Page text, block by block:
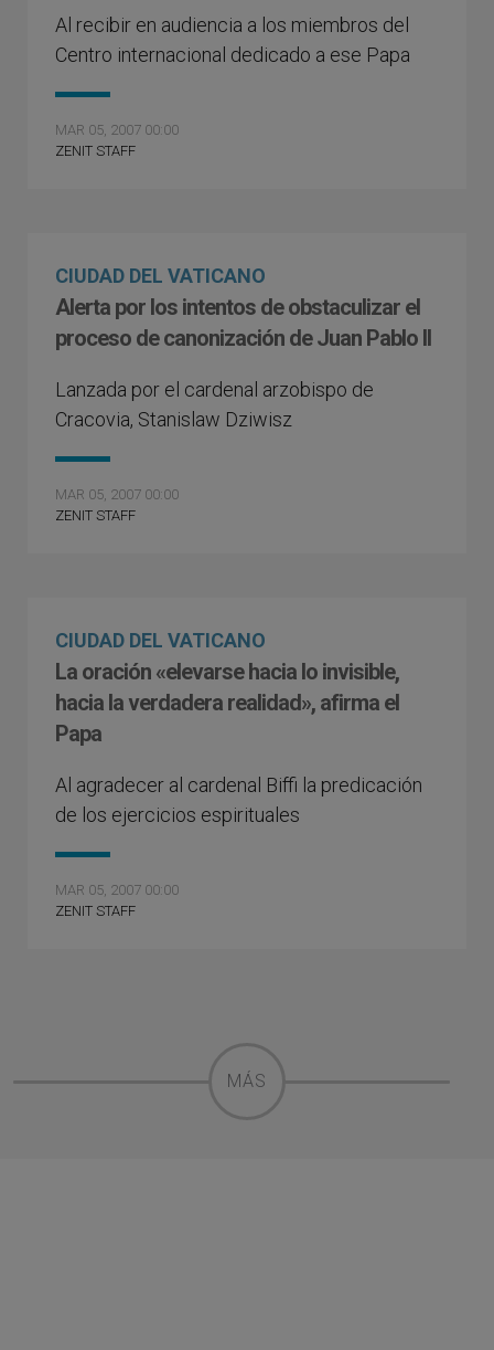
Al recibir en audiencia a los miembros del
Centro internacional dedicado a ese Papa
MAR 05, 2007 00:00
ZENIT STAFF
CIUDAD DEL VATICANO
Alerta por los intentos de obstaculizar el
proceso de canonización de Juan Pablo II
Lanzada por el cardenal arzobispo de
Cracovia, Stanislaw Dziwisz
MAR 05, 2007 00:00
ZENIT STAFF
CIUDAD DEL VATICANO
La oración «elevarse hacia lo invisible,
hacia la verdadera realidad», afirma el
Papa
Al agradecer al cardenal Biffi la predicación
de los ejercicios espirituales
MAR 05, 2007 00:00
ZENIT STAFF
MÁS